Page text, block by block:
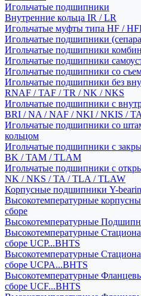
Игольчатые подшипники
Внутренние кольца IR / LR
Игольчатые муфты типа HF /
Игольчатые подшипники
Игольчатые подшипники
Игольчатые подшипники
Игольчатые подшипники со
Игольчатые подшипники без
RNAF / TAF / TR / NK / NKS
Игольчатые подшипники с
BRI / NA / NAF / NKI / NKIS /
Игольчатые подшипники со
кольцом
Игольчатые подшипники с
BK / TAM / TLAM
Игольчатые подшипники с
NK / NKS / TA / TLA / TLAW
Корпусные подшипники Y-
Высокотемпературные
сборе
Высокотемпературные
Высокотемпературные
сборе UCP...BHTS
Высокотемпературные
сборе UCPA...BHTS
Высокотемпературные
сборе UCF...BHTS